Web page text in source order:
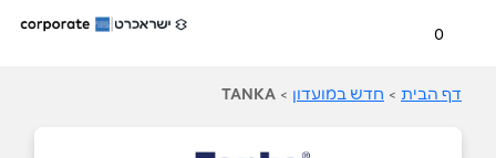
0
דף הבית > חדש במועדון >
TANKA